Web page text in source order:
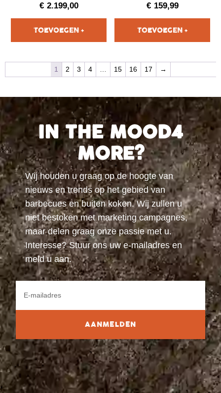
€ 2.199,00 € 159,99
1 2 3 4 15 16 17 →
IN THE MOOD4
MORE?
Wij houden u graag op de hoogte van
nieuws en trends op het gebied van
barbecues en buiten koken. Wij zullen u
niet bestoken met marketing campagnes,
maar delen graag onze passie met u.
Interesse? Stuur ons uw e-mailadres en
meld u aan.
AANMELDEN